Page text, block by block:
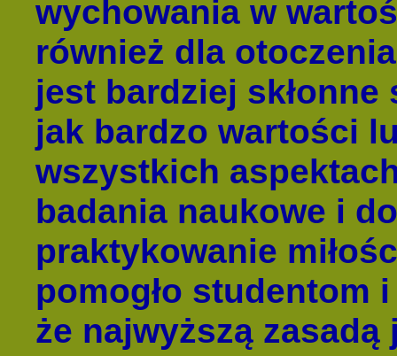
wychowania w
również dla
jest bardziej skłonne
jak bardzo wartości
wszystkich
badania naukowe i
praktykowanie
pomogło studentom
że najwyższą zasadą